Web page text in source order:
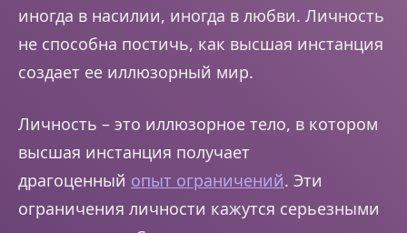
иногда в насилии, иногда в любви. Личность
не способна постичь, как высшая инстанция
создает ее иллюзорный мир.
Личность – это иллюзорное тело, в котором
высшая инстанция получает
драгоценный опыт ограничений. Эти
ограничения личности кажутся серьезными